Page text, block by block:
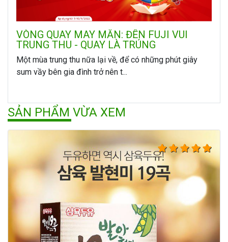
VÒNG QUAY MAY MẮN: ĐẾN FUJI VUI
TRUNG THU - QUAY LÀ TRÚNG
Một mùa trung thu nữa lại về, để có những phút giây
sum vầy bên gia đình trở nên t...
SẢN PHẨM VỪA XEM